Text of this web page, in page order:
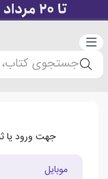
دسته‌بندی
جستجوی کتاب،
جهت ورود یا
موبایل